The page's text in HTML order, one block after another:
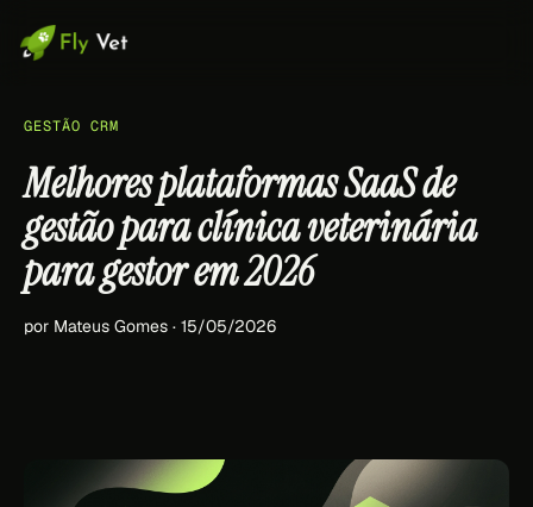
GESTÃO CRM
Melhores plataformas SaaS de
gestão para clínica veterinária
para gestor em 2026
por Mateus Gomes · 15/05/2026